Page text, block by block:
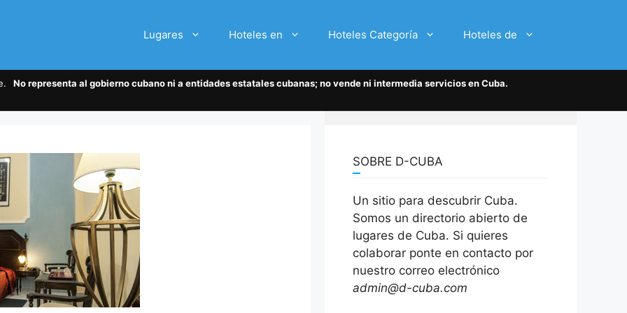
Lugares Hoteles en Hoteles Categoría Hoteles de
No representa al gobierno cubano ni a entidades estatales cubanas; no vende ni intermedia servicios en Cuba.
SOBRE D-CUBA
Un sitio para descubrir Cuba.
Somos un directorio abierto de
lugares de Cuba. Si quieres
colaborar ponte en contacto por
nuestro correo electrónico
admin@d-cuba.com